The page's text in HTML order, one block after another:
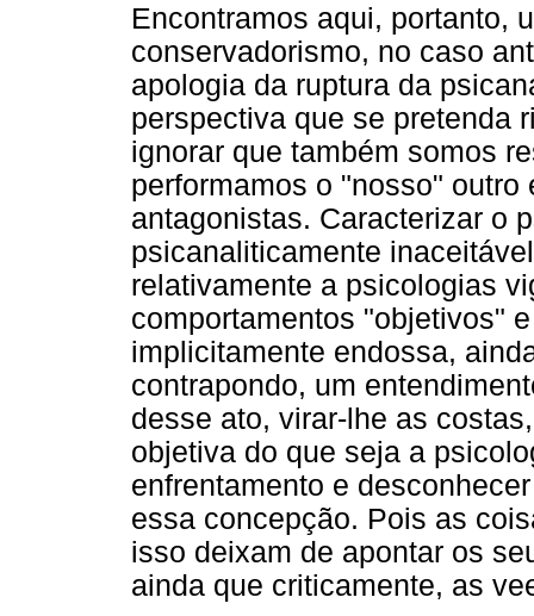
Encontramos aqui, portanto,
conservadorismo, no caso
apologia da ruptura da
perspectiva que se pretenda
ignorar que também somos
performamos o "nosso"
antagonistas. Caracterizar o
psicanaliticamente
relativamente a psicologias
comportamentos "objetivos"
implicitamente endossa,
contrapondo, um
desse ato, virar-lhe as
objetiva do que seja a
enfrentamento e
essa concepção. Pois as
isso deixam de apontar os
ainda que criticamente, as